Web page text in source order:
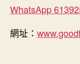
WhatsApp
網址：